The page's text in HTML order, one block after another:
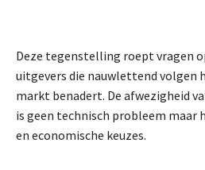
Deze tegenstelling roept vragen
uitgevers die nauwlettend volgen
markt benadert. De afwezigheid
is geen technisch probleem maar
en economische keuzes.